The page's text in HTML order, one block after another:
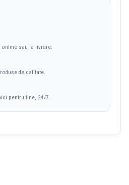
online sau la livrare.
de calitate.
pentru tine, 24/7.